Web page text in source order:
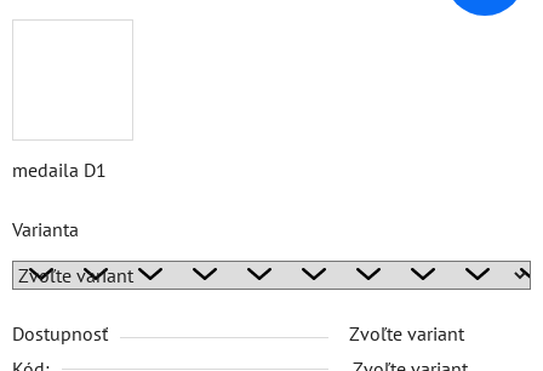
medaila D1
Varianta
Dostupnosť
Zvoľte variant